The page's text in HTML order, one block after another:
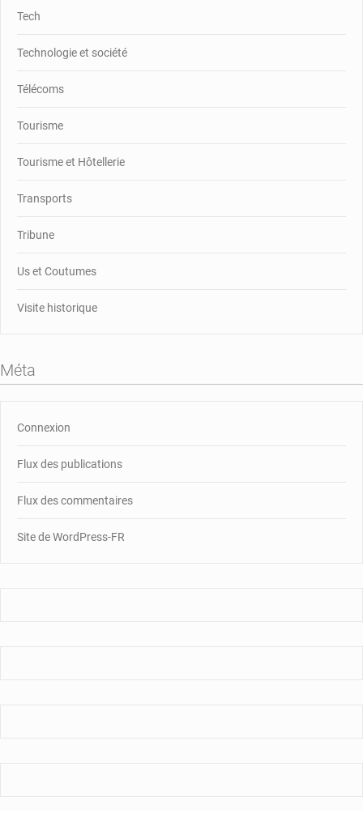
Tech
Technologie et société
Télécoms
Tourisme
Tourisme et Hôtellerie
Transports
Tribune
Us et Coutumes
Visite historique
Méta
Connexion
Flux des publications
Flux des commentaires
Site de WordPress-FR